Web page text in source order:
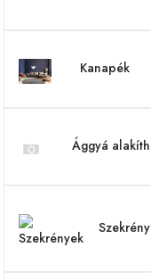
Kanapék
Ággyá